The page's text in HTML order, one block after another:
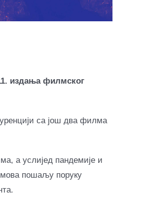
издања филмског
са још два филма
а услијед пандемије и
пошаљу поруку